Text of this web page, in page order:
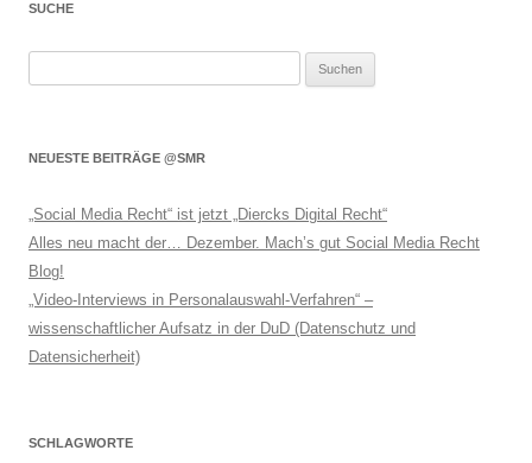
SUCHE
NEUESTE BEITRÄGE @SMR
„Social Media Recht“ ist jetzt „Diercks Digital Recht“
Alles neu macht der… Dezember. Mach’s gut Social Media Recht
Blog!
„Video-Interviews in Personalauswahl-Verfahren“ –
wissenschaftlicher Aufsatz in der DuD (Datenschutz und
Datensicherheit)
SCHLAGWORTE